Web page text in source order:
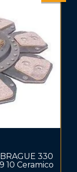
330
10 Ceramico